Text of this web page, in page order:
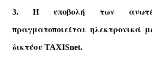
3.Η υποβολή των
πραγματοποιείται ηλεκτρονικά
δικτύου TAXISnet.